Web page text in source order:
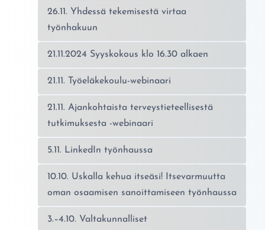
26.11. Yhdessä tekemisestä virtaa
työnhakuun
21.11.2024 Syyskokous klo 16.30 alkaen
21.11. Työeläkekoulu-webinaari
21.11. Ajankohtaista terveystieteellisestä
tutkimuksesta -webinaari
5.11. LinkedIn työnhaussa
10.10. Uskalla kehua itseäsi! Itsevarmuutta
oman osaamisen sanoittamiseen työnhaussa
3.–4.10. Valtakunnalliset